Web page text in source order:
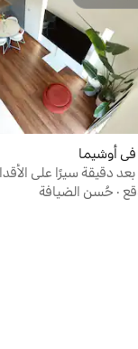
متميّز
أوشيما
دقيقة سيرًا على
| مع ساونا وحمام مفتوح
· حُسن الضيافة